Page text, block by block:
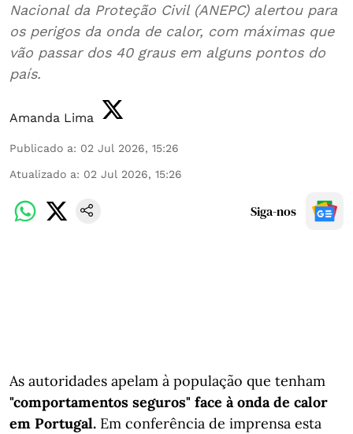
Nacional da Proteção Civil (ANEPC) alertou para
os perigos da onda de calor, com máximas que
vão passar dos 40 graus em alguns pontos do
país.
Amanda Lima
Publicado a: 02 Jul 2026, 15:26
Atualizado a: 02 Jul 2026, 15:26
Siga-nos
As autoridades apelam à população que tenham
"comportamentos seguros" face à onda de calor
em Portugal. Em conferência de imprensa esta